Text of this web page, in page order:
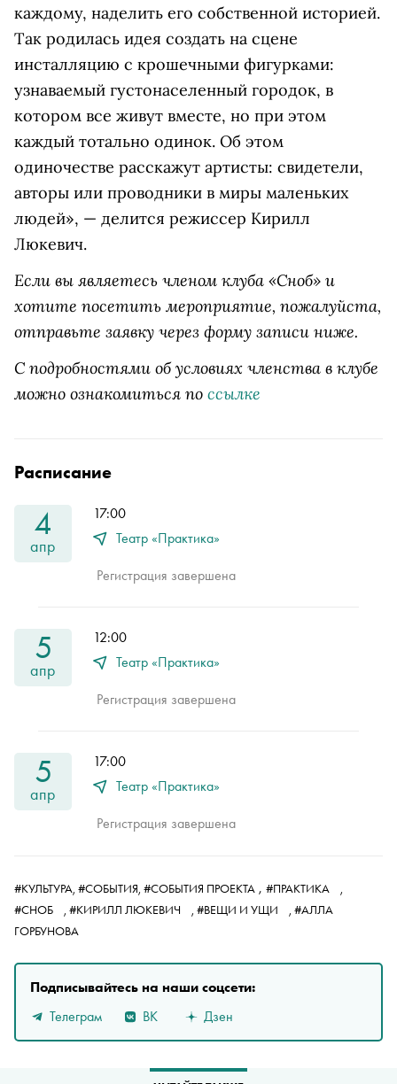
каждому, наделить его собственной историей.
Так родилась идея создать на сцене
инсталляцию с крошечными фигурками:
узнаваемый густонаселенный городок, в
котором все живут вместе, но при этом
каждый тотально одинок. Об этом
одиночестве расскажут артисты: свидетели,
авторы или проводники в миры маленьких
людей», — делится режиссер Кирилл
Люкевич.
Если вы являетесь членом клуба «Сноб» и
хотите посетить мероприятие, пожалуйста,
отправьте заявку через форму записи ниже.
С подробностями об условиях членства в клубе
можно ознакомиться по ссылке
Расписание
4
апр
17:00
Театр «Практика»
Регистрация завершена
5
апр
12:00
Театр «Практика»
Регистрация завершена
5
апр
17:00
Театр «Практика»
Регистрация завершена
#КУЛЬТУРА, #СОБЫТИЯ, #СОБЫТИЯ ПРОЕКТА , #ПРАКТИКА
,
#СНОБ
, #КИРИЛЛ ЛЮКЕВИЧ , #ВЕЩИ И УЩИ , #АЛЛА
ГОРБУНОВА
Подписывайтесь на наши соцсети:
Телеграм
ВК Дзен